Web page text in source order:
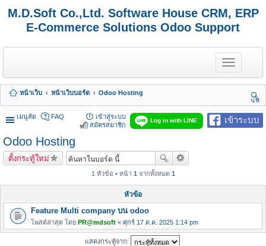
M.D.Soft Co.,Ltd. Software House CRM, ERP
E-Commerce Solutions Odoo Support
T
o
g
e
n
a
o
หน้าเว็บ หน้าเว็บบอร์ด
Odoo Hosting
นห
า
เมนูลัด
เข้าระบบ
Log in with LINE
FAQ
เข้าสู่ระบบ
สมัครสมาชิก
Odoo Hosting
ตั้งกระทู้ใหม่
1 หัวข้อ • หน้า 1 จากทั้งหมด 1
หัวข้อ
Feature Multi company บน odoo
โพสต์ล่าสุด โดย PR@mdsoft « ศุกร์ 17 ต.ค. 2025 1:14 pm
แสดงกระทู้จาก: